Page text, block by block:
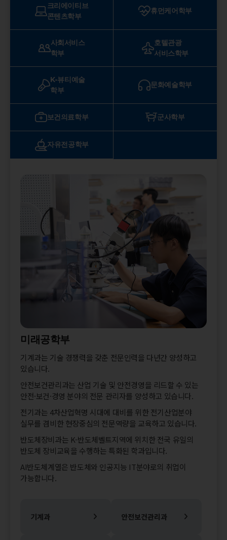
크리에이티브
콘텐츠학부
휴먼케어학부
사회서비스
학부
호텔관광
서비스학부
K-뷰티예술
학부
문화예술학부
보건의료학부 군사학부
자유전공학부
미래공학부
기계과는 기술 경쟁력을 갖춘 전문인력을 다년간 양성하고
있습니다.
안전보건관리과는 산업 기술 및 안전경영을 리드할 수 있는
안전·보건·경영 분야의 전문 관리자를 양성하고 있습니다.
전기과는 4차산업혁명 시대에 대비를 위한 전기산업분야
실무를 겸비한 현장중심의 전문역량을 교육하고 있습니다.
반도체장비과는 K-반도체벨트지역에 위치한 전국 유일의
반도체 장비교육을 수행하는 특화된 학과입니다.
AI반도체계열은 반도체와 인공지능 IT분야로의 취업이
가능합니다.
기계과 안전보건관리과